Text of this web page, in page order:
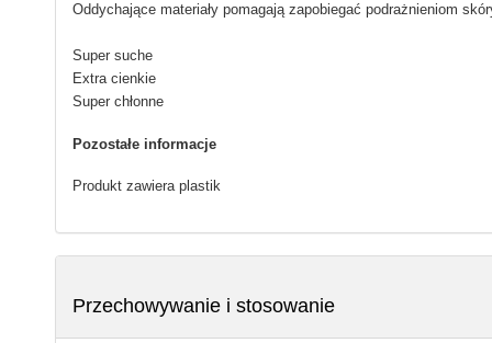
Oddychające materiały pomagają zapobiegać podrażnieniom
Super suche
Extra cienkie
Super chłonne
Pozostałe informacje
Produkt zawiera plastik
Przechowywanie i stosowanie